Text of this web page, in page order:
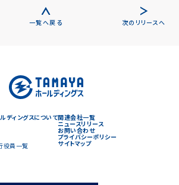
一覧へ戻る 次のリリースへ
ディングスについて
役員一覧
関連会社一覧
ニュースリリース
お問い合わせ
プライバシーポリシー
サイトマップ